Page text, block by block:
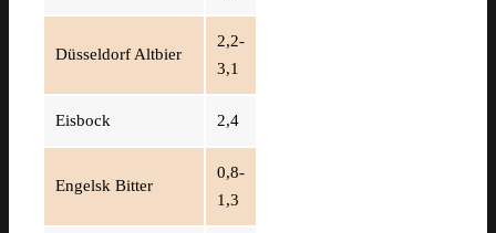
Düsseldorf Altbier
2,2-
3,1
Eisbock 2,4
Engelsk Bitter
0,8-
1,3